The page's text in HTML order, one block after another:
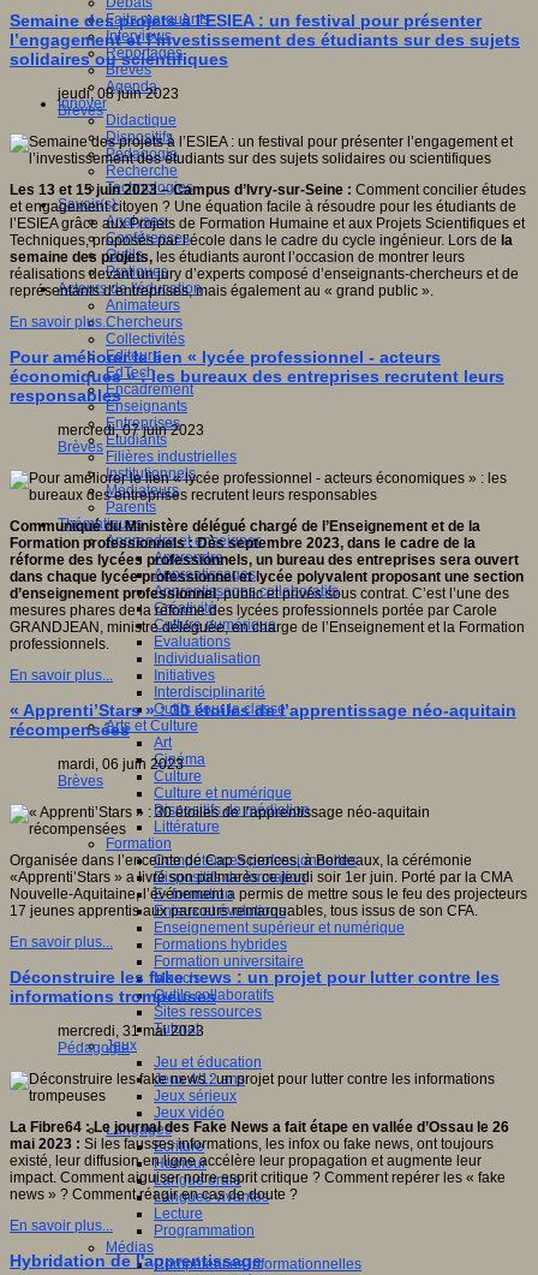
Faits marquants
Interviews
Reportages
Brèves
Agenda
Innover
Didactique
Dispositifs
Pédagogie
Recherche
Technologies
Savoir(s)
Analyses
Conférences
Outils
Pratiques
Acteurs de l'éducation
Animateurs
Chercheurs
Collectivités
Editeurs
EdTech
Encadrement
Enseignants
Entreprises
Etudiants
Filières industrielles
Institutionnels
Médiateurs
Parents
Thématiques
Apprendre et enseigner
Apprendre
Apprentissages
Apprentissages collaboratifs
Créativité
Culture numérique
Evaluations
Individualisation
Initiatives
Interdisciplinarité
Outils pour la classe
Arts et Culture
Art
Cinéma
Culture
Culture et numérique
Dispositifs de médiation
Littérature
Formation
Compétences professionnelles
Dispositifs de formation
E- formation
Enjeux et évolutions
Enseignement supérieur et numérique
Formations hybrides
Formation universitaire
Mooc’s
Outils collaboratifs
Sites ressources
Tutorat
Jeux
Jeu et éducation
Jeux 4/12 ans
Jeux sérieux
Jeux vidéo
Langages
Ecriture
Humour
Langue orale
Langues vivantes
Lecture
Programmation
Médias
Compétences informationnelles
Semaine des projets à l’ESIEA : un festival pour présenter
l’engagement et l’investissement des étudiants sur des sujets
solidaires ou scientifiques
jeudi, 08 juin 2023
Brèves
Les 13 et 15 juin 2023 – Campus d’Ivry-sur-Seine : Comment concilier études
et engagement citoyen ? Une équation facile à résoudre pour les étudiants de
l’ESIEA grâce aux Projets de Formation Humaine et aux Projets Scientifiques et
Techniques, proposés par l’école dans le cadre du cycle ingénieur. Lors de la
semaine des projets, les étudiants auront l’occasion de montrer leurs
réalisations devant un jury d’experts composé d’enseignants-chercheurs et de
représentants d’entreprises, mais également au « grand public ».
En savoir plus...
Pour améliorer le lien « lycée professionnel - acteurs
économiques » : les bureaux des entreprises recrutent leurs
responsables
mercredi, 07 juin 2023
Brèves
Communiqué du Ministère délégué chargé de l’Enseignement et de la
Formation professionnels : Dès septembre 2023, dans le cadre de la
réforme des lycées professionnels, un bureau des entreprises sera ouvert
dans chaque lycée professionnel et lycée polyvalent proposant une section
d’enseignement professionnel, public et privés sous contrat. C’est l’une des
mesures phares de la réforme des lycées professionnels portée par Carole
GRANDJEAN, ministre déléguée, en charge de l’Enseignement et la Formation
professionnels.
En savoir plus...
« Apprenti’Stars » : 30 étoiles de l’apprentissage néo-aquitain
récompensées
mardi, 06 juin 2023
Brèves
Organisée dans l’enceinte de Cap Sciences, à Bordeaux, la cérémonie
«Apprenti’Stars » a livré son palmarès ce jeudi soir 1er juin. Porté par la CMA
Nouvelle-Aquitaine, l’événement a permis de mettre sous le feu des projecteurs
17 jeunes apprentis aux parcours remarquables, tous issus de son CFA.
En savoir plus...
Déconstruire les fake news : un projet pour lutter contre les
informations trompeuses
mercredi, 31 mai 2023
Pédagogie
La Fibre64 : Le journal des Fake News a fait étape en vallée d’Ossau le 26
mai 2023 : Si les fausses informations, les infox ou fake news, ont toujours
existé, leur diffusion en ligne accélère leur propagation et augmente leur
impact. Comment aiguiser notre esprit critique ? Comment repérer les « fake
news » ? Comment réagir en cas de doute ?
En savoir plus...
Hybridation de l'apprentissage